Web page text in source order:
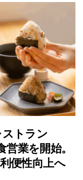
トラン
営業を開始。
便性向上へ